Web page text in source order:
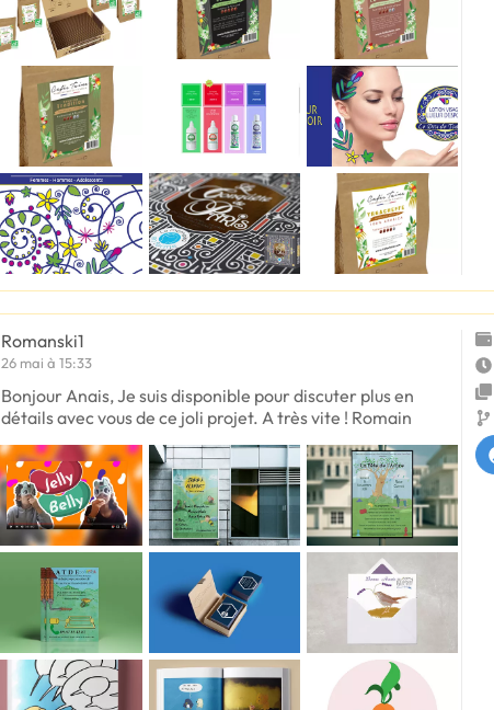
Romanski1
26 mai à 15:33
Bonjour Anais, Je suis disponible pour discuter plus en
détails avec vous de ce joli projet. A très vite ! Romain